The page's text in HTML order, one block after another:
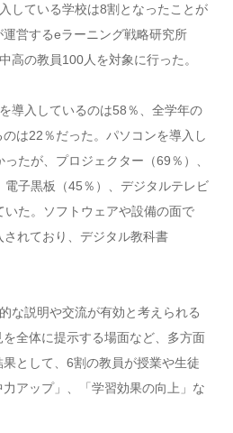
している学校は8割となったことが
営するeラーニング戦略研究所
高の教員100人を対象に行った。
導入しているのは58％、全学年の
は22％だった。パソコンを導入し
たが、プロジェクター（69％）、
電子黒板（45％）、デジタルテレビ
いた。ソフトウェアや設備の面で
れており、デジタル教科書
な説明や交流が有効と考えられる
全体に提示する場面など、多方面
として、6割の教員が授業や生徒
アップ」、「学習効果の向上」な